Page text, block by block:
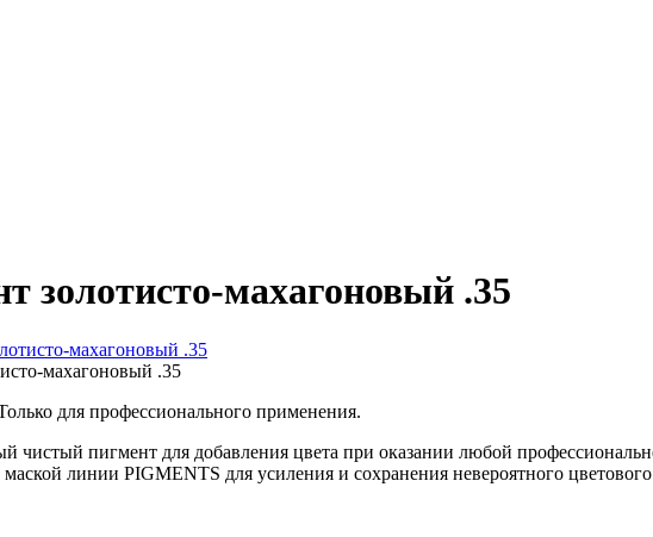
золотисто-махагоновый .35
махагоновый .35
для профессионального применения.
чистый пигмент для добавления цвета при оказании любой
линии PIGMENTS для усиления и сохранения невероятного цветового